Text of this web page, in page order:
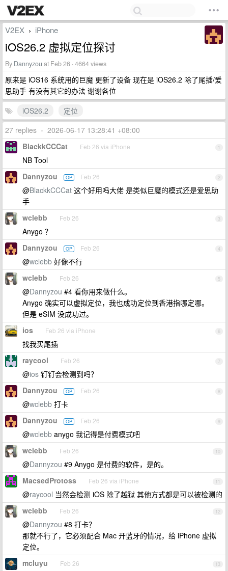
V2EX › iPhone
iOS26.2 虚拟定位探讨
By Dannyzou at Feb 26 · 4664 views
原来是 iOS16 系统用的巨魔 更新了设备 现在是 iOS26.2 除了尾插/爱
思助手 有没有其它的办法 谢谢各位
iOS26.2
定位
27 replies • 2026-06-17 13:28:41 +08:00
1
BlackkCCCat Feb 26 via iPhone
NB Tool
2
Dannyzou OP Feb 26
@BlackkCCCat 这个好用吗大佬 是类似巨魔的模式还是爱思助
手
3
wclebb Feb 26
Anygo ？
4
Dannyzou OP Feb 26
@wclebb 好像不行
5
wclebb Feb 26
@Dannyzou #4 看你用来做什么。
Anygo 确实可以虚拟定位，我也成功定位到香港指哪定哪。
但是 eSIM 没成功过。
6
ios Feb 26 via iPhone
找我买尾插
7
raycool Feb 26
@ios 钉钉会检测到吗？
8
Dannyzou OP Feb 26
@wclebb 打卡
9
Dannyzou OP Feb 26
@wclebb anygo 我记得是付费模式吧
10
wclebb Feb 26
@Dannyzou #9 Anygo 是付费的软件，是的。
11
MacsedProtoss Feb 26 via iPhone
@raycool 当然会检测 iOS 除了越狱 其他方式都是可以被检测的
12
wclebb Feb 26
@Dannyzou #8 打卡？
那就不行了，它必须配合 Mac 开蓝牙的情况，给 iPhone 虚拟
定位。
13
mcluyu Feb 26